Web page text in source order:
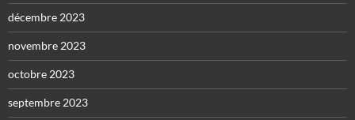
décembre 2023
novembre 2023
octobre 2023
septembre 2023